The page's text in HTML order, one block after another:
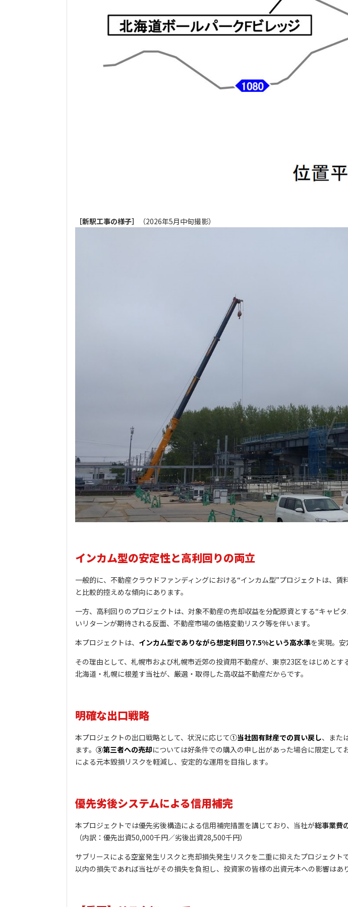
［新駅工事の様子］ （2026年5月中旬撮影）
インカム型の安定性と高利回りの両立
一般的に、不動産クラウドファンディングにおける“インカム型”プロジェクトは、
と比較的控えめな傾向にあります。
一方、高利回りのプロジェクトは、対象不動産の売却収益を分配原資とする“キャピ
いリターンが期待される反面、不動産市場の価格変動リスク等を伴います。
本プロジェクトは、 インカム型でありながら想定利回り7.5%という高水準を実現。
その理由として、札幌市および札幌市近郊の投資用不動産が、東京23区をはじめと
北海道・札幌に根差す当社が、厳選・取得した高収益不動産だからです。
明確な出口戦略
本プロジェクトの出口戦略として、状況に応じて①当社固有財産での買い戻し、また
ます。 ③第三者への売却については好条件での購入の申し出があった場合に限定し
による元本毀損リスクを軽減し、安定的な運用を目指します。
優先劣後システムによる信用補完
本プロジェクトでは優先劣後構造による信用補完措置を講じており、当社が総事業費
（内訳：優先出資50,000千円／劣後出資28,500千円）
サブリースによる空室発生リスクと売却損失発生リスクを二重に抑えたプロジェク
以内の損失であれば当社がその損失を負担し、投資家の皆様の出資元本への影響はあ